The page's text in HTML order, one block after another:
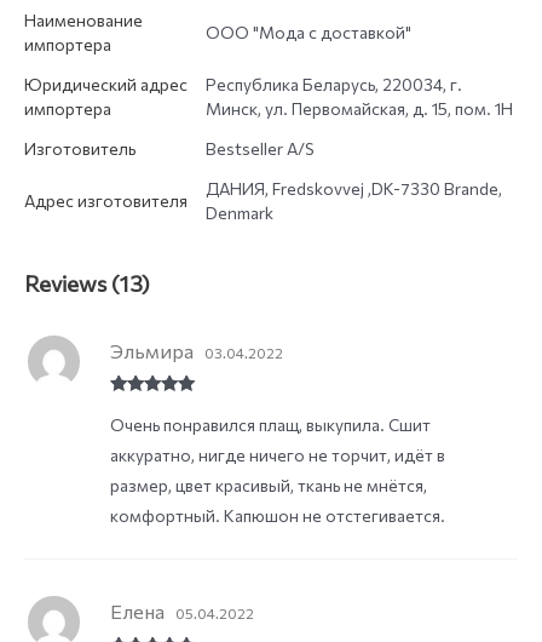
Наименование
импортера
ООО "Мода с доставкой"
Юридический адрес
импортера
Республика Беларусь, 220034, г.
Минск, ул. Первомайская, д. 15, пом. 1Н
Изготовитель
Bestseller A/S
Адрес изготовителя
ДАНИЯ, Fredskovvej ,DK-7330 Brande,
Denmark
Reviews (13)
of 5
Эльмира 03.04.2022
Очень понравился плащ, выкупила. Сшит
аккуратно, нигде ничего не торчит, идёт в
размер, цвет красивый, ткань не мнётся,
комфортный. Капюшон не отстегивается.
Елена 05.04.2022